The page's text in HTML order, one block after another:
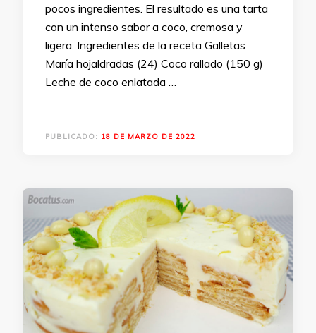
pocos ingredientes. El resultado es una tarta
con un intenso sabor a coco, cremosa y
ligera. Ingredientes de la receta Galletas
María hojaldradas (24) Coco rallado (150 g)
Leche de coco enlatada …
PUBLICADO: 18 DE MARZO DE 2022